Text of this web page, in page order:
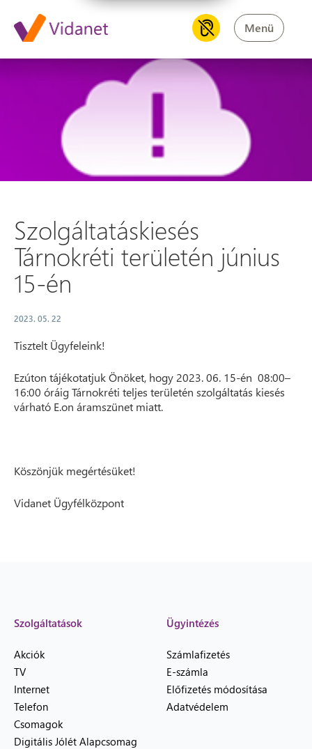
Menü
Szolgáltatáskiesés
Szolgáltatáskiesés
Tárnokréti területén június
15-én
2023. 05. 22
Tisztelt Ügyfeleink!
Ezúton tájékotatjuk Önöket, hogy 2023. 06. 15-én 08:00–
16:00 óráig Tárnokréti teljes területén szolgáltatás kiesés
várható E.on áramszünet miatt.
Köszönjük megértésüket!
Vidanet Ügyfélközpont
Szolgáltatások
Akciók
TV
Internet
Telefon
Csomagok
Digitális Jólét Alapcsomag
Ügyintézés
Számlafizetés
E-számla
Előfizetés módosítása
Adatvédelem